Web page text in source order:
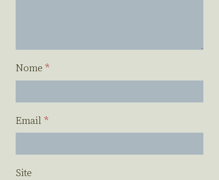
Nome *
Email *
Site